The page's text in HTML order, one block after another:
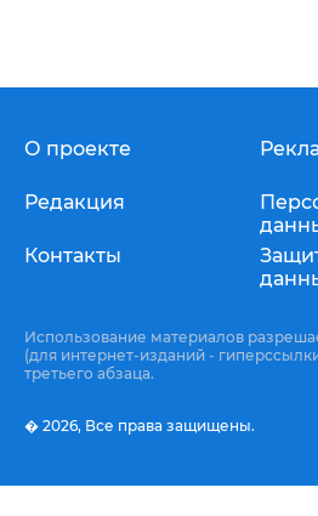
О проекте
Редакция
Контакты
Использование материалов
(для интернет-изданий -
третьего абзаца.
� 2026, Все права защищены.